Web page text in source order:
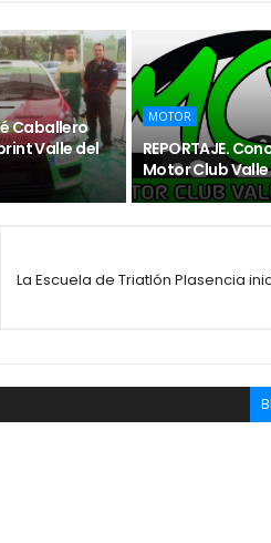
Caballero
Valle del
MOTOR
REPORTAJE.
Motor Club
La Escuela de Triatlón Plasencia